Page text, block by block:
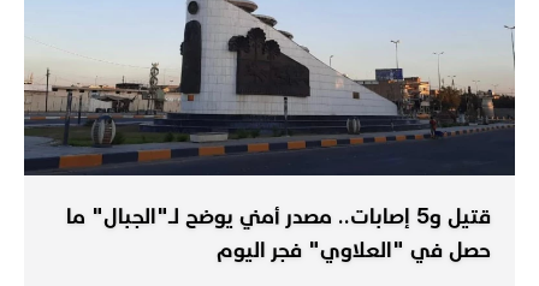
قتيل و5 إصابات.. مصدر أمني يوضح لـ"الجبال" ما
حصل في "العلاوي" فجر اليوم